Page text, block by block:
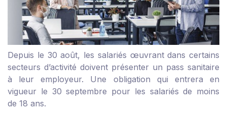
Depuis le 30 août, les salariés œuvrant dans certains
secteurs d’activité doivent présenter un pass sanitaire
à leur employeur. Une obligation qui entrera en
vigueur le 30 septembre pour les salariés de moins
de 18 ans.